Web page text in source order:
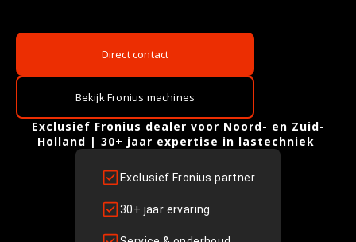
F
R
O
Direct contact
Bekijk Fronius machines
Exclusief Fronius dealer voor Noord- en Zuid-
Holland | 30+ jaar expertise in lastechniek
Exclusief Fronius partner
30+ jaar ervaring